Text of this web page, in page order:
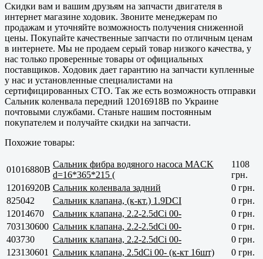
Скидки вам и вашим друзьям на запчасти двигателя в
интернет магазине ходовик. Звоните менеджерам по
продажам и уточняйте возможность получения сниженной
цены. Покупайте качественные запчасти по отличным ценам
в интернете. Мы не продаем серый товар низкого качества, у
нас только проверенные товары от официальных
поставщиков. Ходовик дает гарантию на запчасти купленные
у нас и установленные специалистами на
сертифицированных СТО. Так же есть возможность отправки
Сальник коленвала передний 12016918B по Украине
почтовыми службами. Станьте нашим постоянным
покупателем и получайте скидки на запчасти.
Похожие товары:
01016880B
Сальник фибра водяного насоса MACK
d=16*365*215 (
1108
грн.
12016920B Сальник коленвала задний
0 грн.
825042
Сальник клапана, (к-кт.) 1.9DCI
0 грн.
12014670
Сальник клапана, 2.2-2.5dCi 00-
0 грн.
703130600 Сальник клапана, 2.2-2.5dCi 00-
0 грн.
403730
Сальник клапана, 2.2-2.5dCi 00-
0 грн.
123130601 Сальник клапана, 2.5dCi 00- (к-кт 16шт)
0 грн.